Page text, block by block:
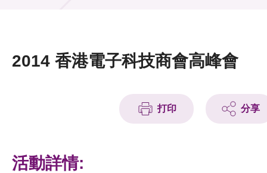
活動及消息
科技分享
2014 香港電子科技商會高峰會
打印 分享
活動詳情: